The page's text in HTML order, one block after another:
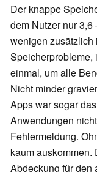
Der knappe
dem Nutzer nur
wenigen zusätzlich
Speicherprobleme,
einmal, um alle
Nicht minder
Apps war sogar
Anwendungen
Fehlermeldung.
kaum auskommen.
Abdeckung für den